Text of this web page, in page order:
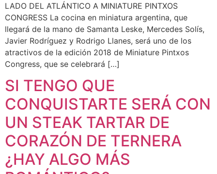
LADO DEL ATLÁNTICO A MINIATURE PINTXOS
CONGRESS La cocina en miniatura argentina, que
llegará de la mano de Samanta Leske, Mercedes Solís,
Javier Rodríguez y Rodrigo Llanes, será uno de los
atractivos de la edición 2018 de Miniature Pintxos
Congress, que se celebrará […]
SI TENGO QUE
CONQUISTARTE SERÁ CON
UN STEAK TARTAR DE
CORAZÓN DE TERNERA
¿HAY ALGO MÁS